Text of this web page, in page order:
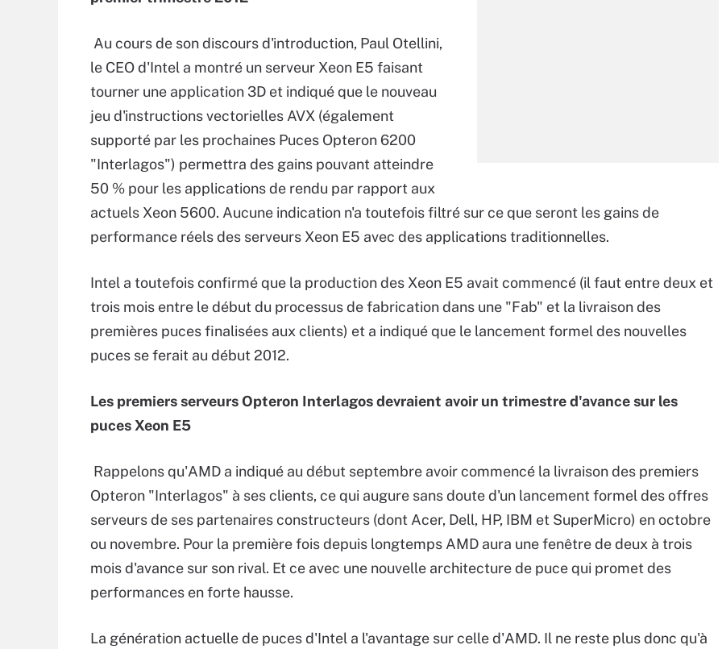
Au cours de son discours d'introduction, Paul Otellini,
le CEO d'Intel a montré un serveur Xeon E5 faisant
tourner une application 3D et indiqué que le nouveau
jeu d'instructions vectorielles AVX (également
supporté par les prochaines Puces Opteron 6200
"Interlagos") permettra des gains pouvant atteindre
50 % pour les applications de rendu par rapport aux
actuels Xeon 5600. Aucune indication n'a toutefois filtré sur ce que seront les gains de
performance réels des serveurs Xeon E5 avec des applications traditionnelles.
Intel a toutefois confirmé que la production des Xeon E5 avait commencé (il faut entre deux et
trois mois entre le début du processus de fabrication dans une "Fab" et la livraison des
premières puces finalisées aux clients) et a indiqué que le lancement formel des nouvelles
puces se ferait au début 2012.
Les premiers serveurs Opteron Interlagos devraient avoir un trimestre d'avance sur les
puces Xeon E5
Rappelons qu'AMD a indiqué au début septembre avoir commencé la livraison des premiers
Opteron "Interlagos" à ses clients, ce qui augure sans doute d'un lancement formel des offres
serveurs de ses partenaires constructeurs (dont Acer, Dell, HP, IBM et SuperMicro) en octobre
ou novembre. Pour la première fois depuis longtemps AMD aura une fenêtre de deux à trois
mois d'avance sur son rival. Et ce avec une nouvelle architecture de puce qui promet des
performances en forte hausse.
La génération actuelle de puces d'Intel a l'avantage sur celle d'AMD. Il ne reste plus donc qu'à